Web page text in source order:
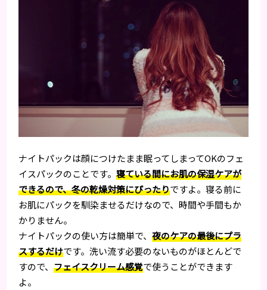
ナイトパックは顔につけたまま眠ってしまってOKのフェ
イスパックのことです。寝ている間にお肌の保湿ケアが
できるので、冬の乾燥対策にぴったりですよ。寝る前に
お肌にパックを馴染ませるだけなので、時間や手間もか
かりません。
ナイトパックの使い方は簡単で、夜のケアの最後にプラ
スするだけです。洗い流す必要のないものがほとんどで
すので、フェイスクリーム感覚で使うことができます
よ。